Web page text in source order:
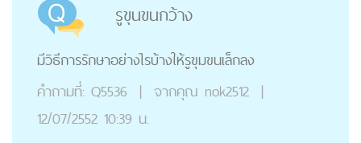
รูขุนขนกว้าง
มีวิธีการรักษาอย่างไรบ้างให้รูขุมขนเล็กลง
คำถามที่: Q5536 | จากคุณ nok2512 |
12/07/2552 10:39 น.